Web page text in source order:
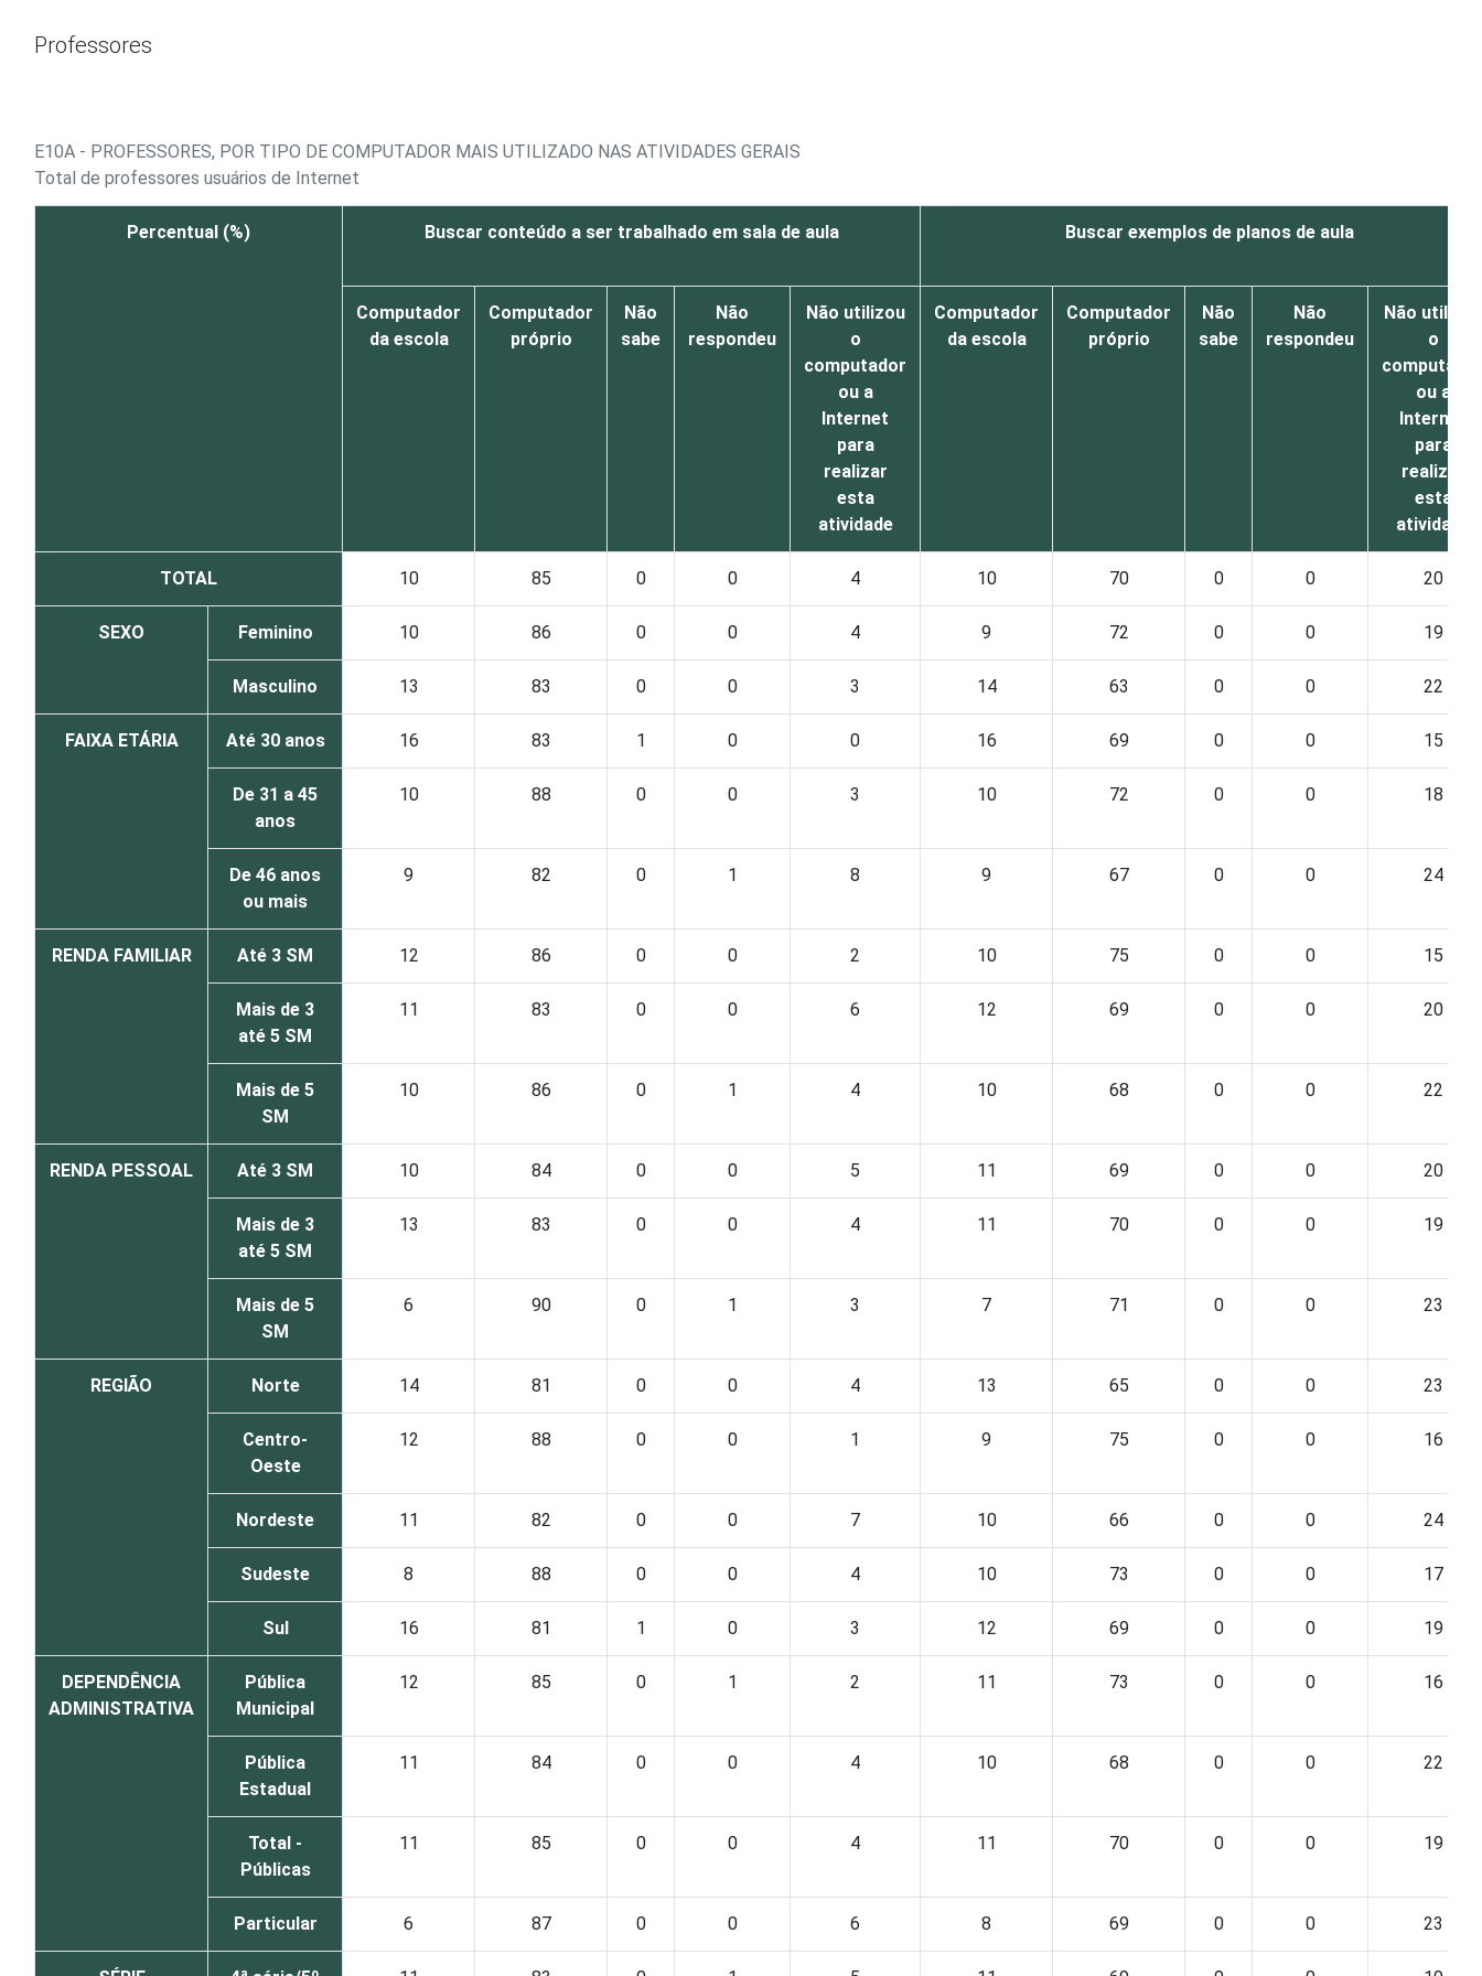
Professores
E10A - PROFESSORES, POR TIPO DE COMPUTADOR MAIS UTILIZADO NAS ATIVIDADES GERAIS
Total de professores usuários de Internet
Percentual (%) Buscar conteúdo a ser trabalhado em sala de aula Buscar exemplos de planos de aula
Computador
da escola
Computador
próprio
Não
sabe
Não
respondeu
Não utilizou
o
computador
ou a
Internet
para
realizar
esta
atividade
Computador
da escola
Computador
próprio
Não
sabe
Não
respondeu
Não utilizou
o
ou a
Internet
para
realizar
esta
atividade
TOTAL 10 85 0 0 4 10 70 0 0 20
SEXO Feminino 10 86 0 0 4 9 72 0 0 19
Masculino 13 83 0 0 3 14 63 0 0 22
FAIXA ETÁRIA Até 30 anos 16 83 1 0 0 16 69 0 0 15
De 31 a 45
anos
10 88 0 0 3 10 72 0 0 18
De 46 anos
ou mais
9 82 0 1 8 9 67 0 0 24
RENDA FAMILIAR Até 3 SM 12 86 0 0 2 10 75 0 0 15
Mais de 3
até 5 SM
11 83 0 0 6 12 69 0 0 20
Mais de 5
SM
10 86 0 1 4 10 68 0 0 22
RENDA PESSOAL Até 3 SM 10 84 0 0 5 11 69 0 0 20
Mais de 3
até 5 SM
13 83 0 0 4 11 70 0 0 19
Mais de 5
SM
6 90 0 1 3 7 71 0 0 23
REGIÃO Norte 14 81 0 0 4 13 65 0 0 23
Centro-
Oeste
12 88 0 0 1 9 75 0 0 16
Nordeste 11 82 0 0 7 10 66 0 0 24
Sudeste 8 88 0 0 4 10 73 0 0 17
Sul 16 81 1 0 3 12 69 0 0 19
DEPENDÊNCIA
ADMINISTRATIVA
Pública
Municipal
12 85 0 1 2 11 73 0 0 16
Pública
Estadual
11 84 0 0 4 10 68 0 0 22
Total -
Públicas
11 85 0 0 4 11 70 0 0 19
Particular 6 87 0 0 6 8 69 0 0 23